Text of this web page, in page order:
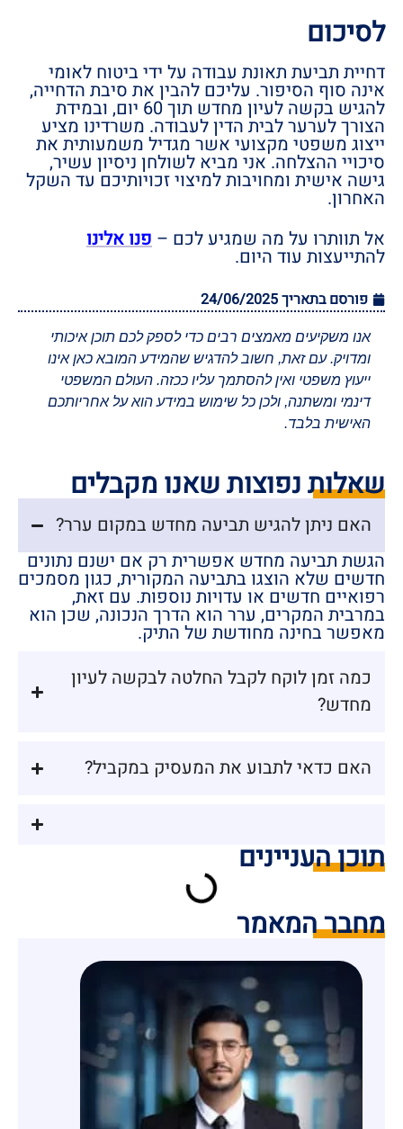
לסיכום
דחיית תביעת תאונת עבודה על ידי ביטוח לאומי
אינה סוף הסיפור. עליכם להבין את סיבת הדחייה,
להגיש בקשה לעיון מחדש תוך 60 יום, ובמידת
הצורך לערער לבית הדין לעבודה. משרדינו מציע
ייצוג משפטי מקצועי אשר מגדיל משמעותית את
סיכויי ההצלחה. אני מביא לשולחן ניסיון עשיר,
גישה אישית ומחויבות למיצוי זכויותיכם עד השקל
האחרון.
אל תוותרו על מה שמגיע לכם – פנו אלינו
להתייעצות עוד היום.
פורסם בתאריך24/06/2025
אנו משקיעים מאמצים רבים כדי לספק לכם תוכן איכותי
ומדויק. עם זאת, חשוב להדגיש שהמידע המובא כאן אינו
ייעוץ משפטי ואין להסתמך עליו ככזה. העולם המשפטי
דינמי ומשתנה, ולכן כל שימוש במידע הוא על אחריותכם
האישית בלבד.
שאלות נפוצות שאנו מקבלים
האם ניתן להגיש תביעה מחדש במקום ערר?
הגשת תביעה מחדש אפשרית רק אם ישנם נתונים
חדשים שלא הוצגו בתביעה המקורית, כגון מסמכים
רפואיים חדשים או עדויות נוספות. עם זאת,
במרבית המקרים, ערר הוא הדרך הנכונה, שכן הוא
מאפשר בחינה מחודשת של התיק.
כמה זמן לוקח לקבל החלטה לבקשה לעיון
מחדש?
האם כדאי לתבוע את המעסיק במקביל?
תוכן העניינים
מחבר המאמר